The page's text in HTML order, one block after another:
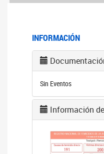
INFORMACIÓN
Sin Eventos
Información